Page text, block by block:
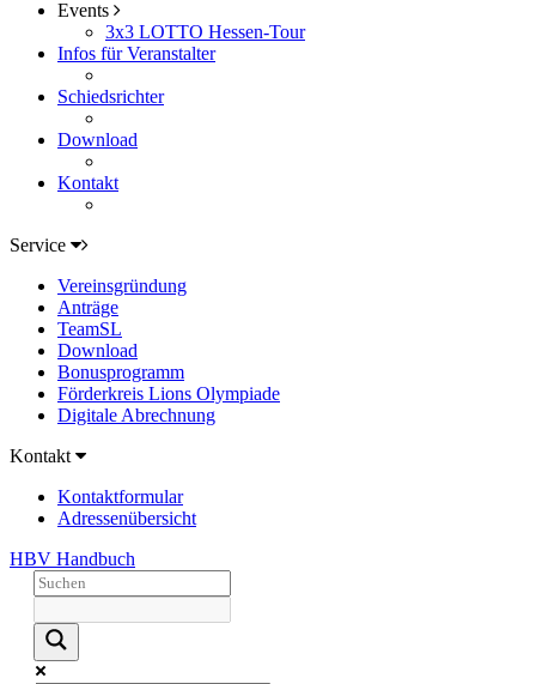
Events
3x3 LOTTO Hessen-Tour
Infos für Veranstalter
Schiedsrichter
Download
Kontakt
Service
Vereinsgründung
Anträge
TeamSL
Download
Bonusprogramm
Förderkreis Lions Olympiade
Digitale Abrechnung
Kontakt
Kontaktformular
Adressenübersicht
HBV Handbuch